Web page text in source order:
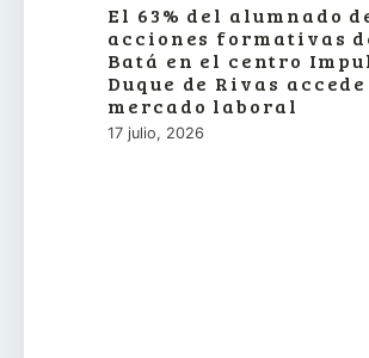
El 63% del alumnado
acciones formativas
Batá en el centro
Duque de Rivas
mercado laboral
17 julio, 2026